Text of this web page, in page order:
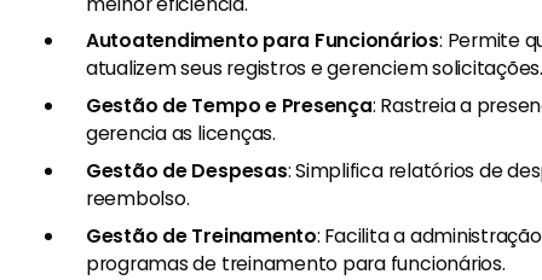
Autoatendimento para Funcionários: Permite
atualizem seus registros e gerenciem
Gestão de Tempo e Presença: Rastreia a
gerencia as licenças.
Gestão de Despesas: Simplifica relatórios de
reembolso.
Gestão de Treinamento: Facilita a
programas de treinamento para funcionários.